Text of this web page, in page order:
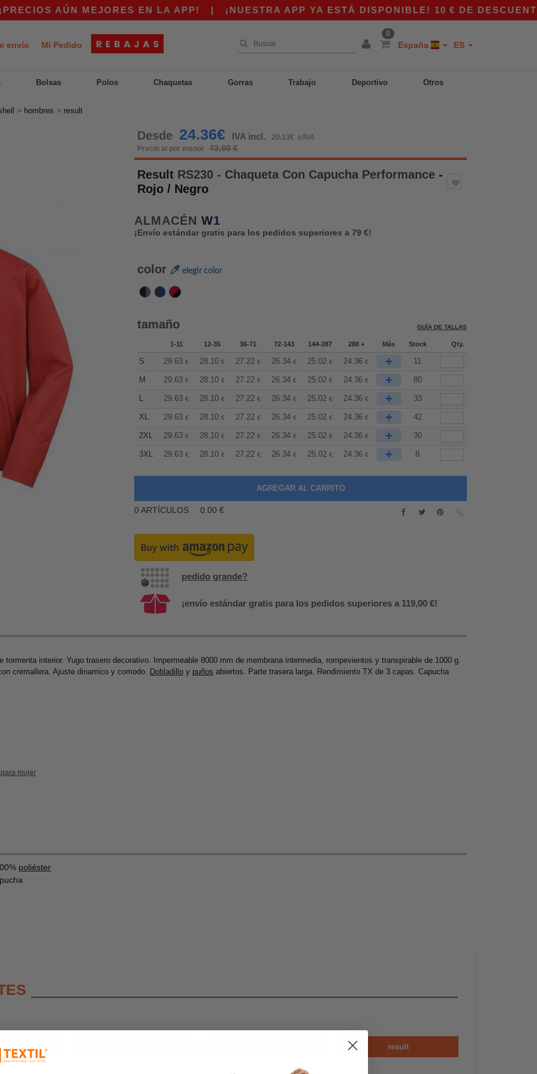
AÚN MEJORES EN LA APP! | ¡NUESTRA APP YA ESTÁ DISPONIBLE! 10 € DE DESCUENTO EN
envío Mi Pedido
0
España ES
Bolsas Polos Chaquetas Gorras Trabajo Deportivo Otros
> hombres > result
Desde 24.36€ IVA incl. 20.13€ s/IVA
Precio al por menor
43,60 €
Result RS230 - Chaqueta Con Capucha Performance -
Rojo / Negro
ALMACÉN W1
¡Envío estándar gratis para los pedidos superiores a 79 €!
color elegir color
tamaño GUÍA DE TALLAS
1-11 12-35 36-71 72-143 144-287 288 + Más Stock Qty.
S 29.63 € 28.10 € 27.22 € 26.34 € 25.02 € 24.36 € + 11
M 29.63 € 28.10 € 27.22 € 26.34 € 25.02 € 24.36 € + 80
L 29.63 € 28.10 € 27.22 € 26.34 € 25.02 € 24.36 € + 33
XL 29.63 € 28.10 € 27.22 € 26.34 € 25.02 € 24.36 € + 42
2XL 29.63 € 28.10 € 27.22 € 26.34 € 25.02 € 24.36 € + 30
3XL 29.63 € 28.10 € 27.22 € 26.34 € 25.02 € 24.36 € + 8
0 ARTÍCULOS 0.00 €
pedido grande?
¡envío estándar gratis para los pedidos superiores a 119,00 €!
tormenta interior. Yugo trasero decorativo. Impermeable 8000 mm de membrana intermedia, rompevientos y transpirable de 1000 g.
cremallera. Ajuste dinamico y comodo. Dobladillo y puños abiertos. Parte trasera larga. Rendimiento TX de 3 capas. Capucha
mujer
poliéster
result